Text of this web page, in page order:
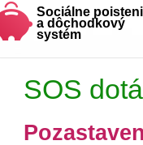
Sociálne
a dôchodkový
systém
SOS